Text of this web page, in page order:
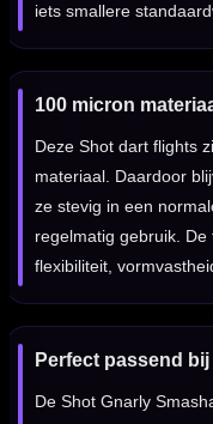
iets smallere
100 micron
Deze Shot dart flights
materiaal. Daardoor
ze stevig in een
regelmatig gebruik.
flexibiliteit,
Perfect passend
De Shot Gnarly